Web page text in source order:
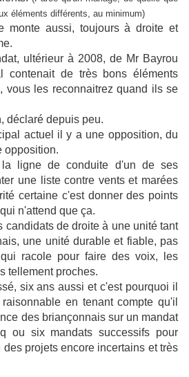
éléments différents, au minimum)
monte aussi, toujours à droite et
ultérieur à 2008, de Mr Bayrou
contenait de très bons éléments
vous les reconnaitrez quand ils se
déclaré depuis peu.
actuel il y a une opposition, du
opposition.
ligne de conduite d'un de ses
une liste contre vents et marées
certaine c'est donner des points
n'attend que ça.
candidats de droite à une unité tant
une unité durable et fiable, pas
racole pour faire des voix, les
tellement proches.
six ans aussi et c'est pourquoi il
en tenant compte qu'il
des briançonnais sur un mandat
ou six mandats successifs pour
projets encore incertains et très